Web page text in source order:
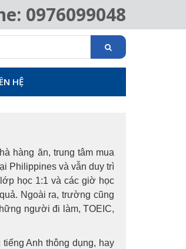
0976099048
HỆ
hàng ăn, trung tâm mua
Philippines và vẫn duy trì
học 1:1 và các giờ học
Ngoài ra, trường cũng
người đi làm, TOEIC,
Anh thông dụng, hay